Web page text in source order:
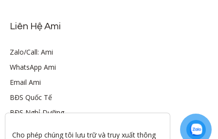
Liên Hệ Ami
Zalo/Call: Ami
WhatsApp Ami
Email Ami
BĐS Quốc Tế
BĐS Nghỉ Dưỡng
Cho phép chúng tôi lưu trữ và truy xuất thông